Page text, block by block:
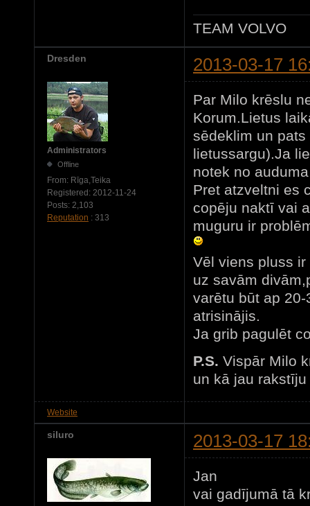
TEAM VOLVO
Dresden 2013-03-17
Administrators
Offline
From: Rīga,Teika
Registered: 2012-11-24
Posts: 2,103
Reputation : 313
Par Milo krēslu
Korum.Lietus
sēdeklim un
lietussargu).Ja
notek no
Pret atzveltni es
copēju naktī vai
muguru ir
Vēl viens pluss
uz savām
varētu būt ap
atrisinājis.
Ja grib pagulēt
P.S. Vispār Milo
un kā jau
Website
siluro 2013-03-17
Jan
vai gadījumā tā